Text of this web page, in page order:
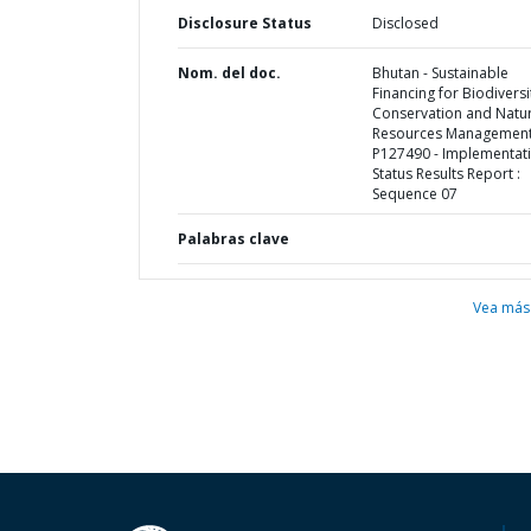
Disclosure Status Disclosed
Nom. del doc.
Bhutan - Sustainable
Financing for
Conservation and
Resources
P127490 -
Status Results Report :
Sequence 07
Palabras clave
Vea más